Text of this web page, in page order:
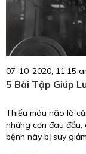
07-10-2020, 11:15
5 Bài Tập Giúp
Thiếu máu não là
những cơn đau đầu,
bệnh này bị suy